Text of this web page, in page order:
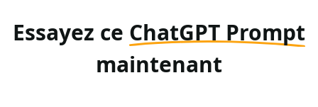
Essayez ce ChatGPT Prompt
maintenant